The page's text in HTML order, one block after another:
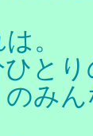
。
ひと
のみ